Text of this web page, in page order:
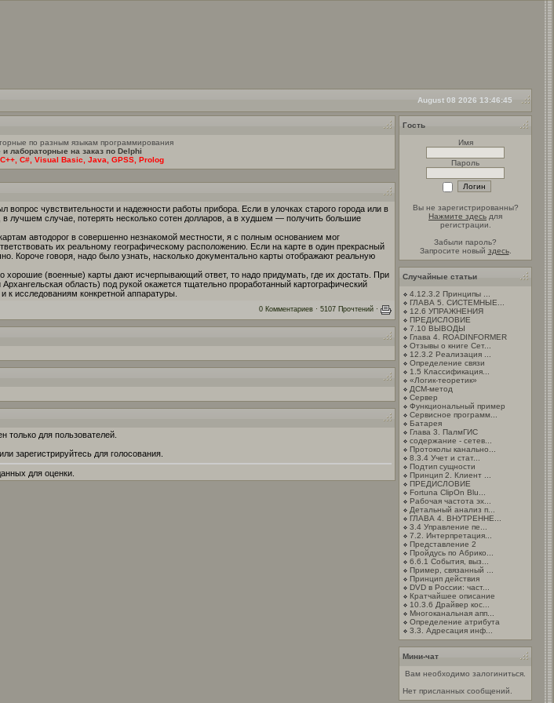
August 08 2026 13:46:45
по разным языкам программирования
лабораторные на заказ по Delphi
C#, Visual Basic, Java, GPSS, Prolog
чувствительности и надежности работы прибора. Если в улочках старого города или в
лучшем случае, потерять несколько сотен долларов, а в худшем — получить большие
автодорог в совершенно незнакомой местности, я с полным основанием мог
их реальному географическому расположению. Если на карте в один прекрасный
Короче говоря, надо было узнать, насколько документально карты отображают реальную
хорошие (военные) карты дают исчерпывающий ответ, то надо придумать, где их достать. При
область) под рукой окажется тщательно проработанный картографический
исследованиям конкретной аппаратуры.
0 Комментариев · 5107 Прочтений ·
только для пользователей.
зарегистрируйтесь для голосования.
для оценки.
Гость
Имя
Пароль
Вы не зарегистрированны?
Нажмите здесь для
регистрации.
Забыли пароль?
Запросите новый здесь.
Случайные статьи
4.12.3.2 Принципы ...
ГЛАВА 5. СИСТЕМНЫЕ...
12.6 УПРАЖНЕНИЯ
ПРЕДИСЛОВИЕ
7.10 ВЫВОДЫ
Глава 4. ROADINFORMER
Отзывы о книге Сет...
12.3.2 Реализация ...
Определение связи
1.5 Классификация...
«Логик-теоретик»
ДСМ-метод
Сервер
Функциональный пример
Сервисное программ...
Батарея
Глава 3. ПалмГИС
содержание - сетев...
Протоколы канально...
8.3.4 Учет и стат...
Подтип сущности
Принцип 2. Клиент ...
ПРЕДИСЛОВИЕ
Fortuna ClipOn Blu...
Рабочая частота эх...
Детальный анализ п...
ГЛАВА 4. ВНУТРЕННЕ...
3.4 Управление пе...
7.2. Интерпретация...
Представление 2
Пройдусь по Абрико...
6.6.1 События, выз...
Пример, связанный ...
Принцип действия
DVD в России: част...
Кратчайшее описание
10.3.6 Драйвер кос...
Многоканальная апп...
Определение атрибута
3.3. Адресация инф...
Мини-чат
Вам необходимо залогиниться.
Нет присланных сообщений.